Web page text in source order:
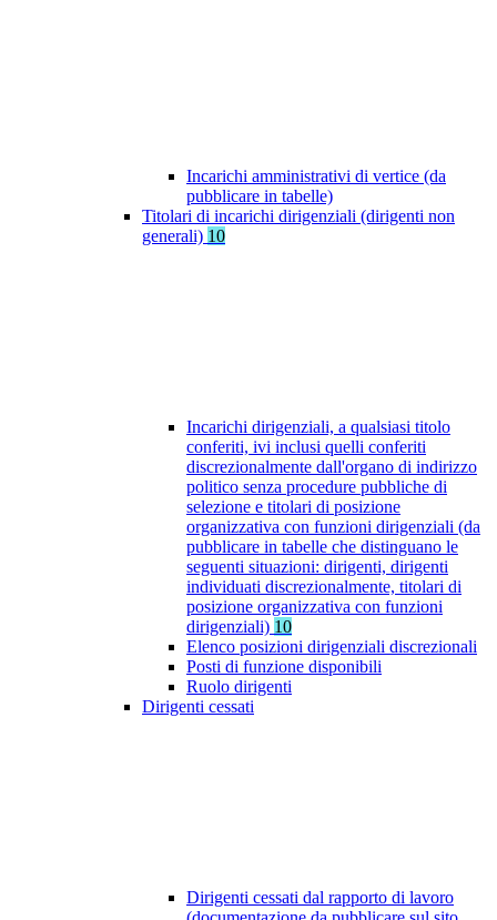
Incarichi amministrativi di vertice (da
pubblicare in tabelle)
Titolari di incarichi dirigenziali (dirigenti non
generali) 10
Incarichi dirigenziali, a qualsiasi titolo
conferiti, ivi inclusi quelli conferiti
discrezionalmente dall'organo di indirizzo
politico senza procedure pubbliche di
selezione e titolari di posizione
organizzativa con funzioni dirigenziali (da
pubblicare in tabelle che distinguano le
seguenti situazioni: dirigenti, dirigenti
individuati discrezionalmente, titolari di
posizione organizzativa con funzioni
dirigenziali) 10
Elenco posizioni dirigenziali discrezionali
Posti di funzione disponibili
Ruolo dirigenti
Dirigenti cessati
Dirigenti cessati dal rapporto di lavoro